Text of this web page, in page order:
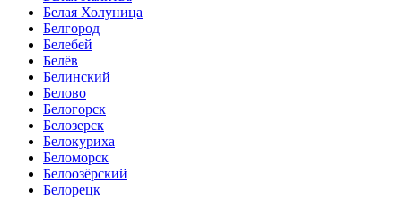
Белая Холуница
Белгород
Белебей
Белёв
Белинский
Белово
Белогорск
Белозерск
Белокуриха
Беломорск
Белоозёрский
Белорецк